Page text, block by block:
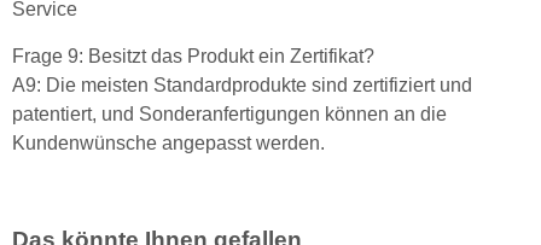
Service
Frage 9: Besitzt das Produkt ein Zertifikat?
A9: Die meisten Standardprodukte sind zertifiziert und
patentiert, und Sonderanfertigungen können an die
Kundenwünsche angepasst werden.
Das könnte Ihnen gefallen